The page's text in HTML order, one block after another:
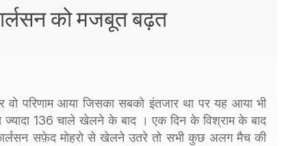
को मजबूत बढ़त
परिणाम आया जिसका सबको इंतजार था पर यह आया भी
ज्यादा 136 चाले खेलने के बाद । एक दिन के विश्राम के बाद
सफ़ेद मोहरो से खेलने उतरे तो सभी कुछ अलग मैच की